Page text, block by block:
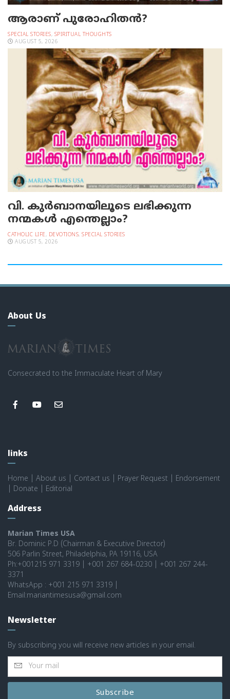
ആരാണ് പുരോഹിതൻ?
SPECIAL STORIES, SPIRITUAL THOUGHTS
AUGUST 5, 2026
വി. കുര്‍ബാനയിലൂടെ ലഭിക്കുന്ന
നന്മകള്‍ എന്തെല്ലാം?
CATHOLIC LIFE, DEVOTIONS, SPECIAL STORIES
AUGUST 5, 2026
About Us
Consecrated to the Immaculate Heart of Mary
links
Home About us Contact us Prayer Request
Endorsement
Donate Editorial
Address
Marian Times USA
Br. Dominic P.D (Chairman & Executive Director)
506 Parlin Street, Philadelphia, PA 19116, USA
Ph:+001215 971 3319 | +001 267 684-0230 | +001 267 244-
3371
WhatsApp : +001 215 971 3319 |
Email:mariantimesusa@gmail.com
Newsletter
By subscribing you will receive new articles in your email.
Subscribe